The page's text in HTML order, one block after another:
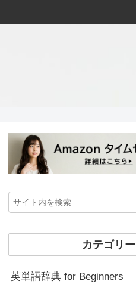
カテゴリー
英単語辞典 for Beginners